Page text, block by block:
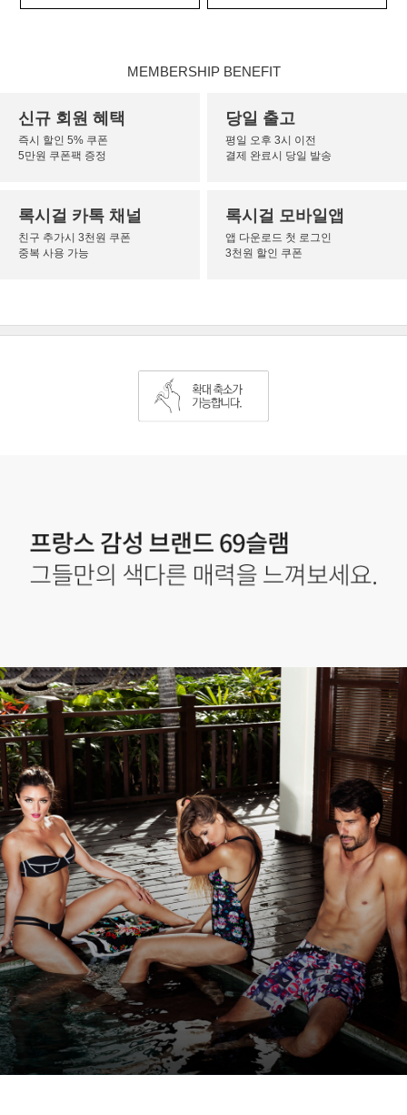
MEMBERSHIP BENEFIT
신규 회원 혜택
즉시 할인 5% 쿠폰
5만원 쿠폰팩 증정
당일 출고
평일 오후 3시 이전
결제 완료시 당일 발송
록시걸 카톡 채널
친구 추가시 3천원 쿠폰
중복 사용 가능
록시걸 모바일앱
앱 다운로드 첫 로그인
3천원 할인 쿠폰